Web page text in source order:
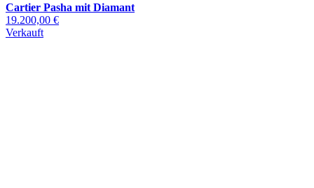
Cartier Pasha mit Diamant
19.200,00 €
Verkauft